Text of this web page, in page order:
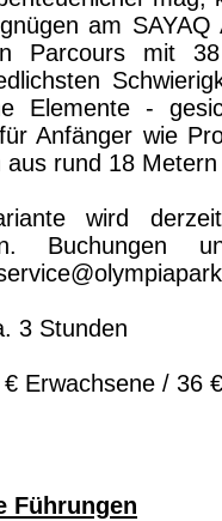
am
Parcours mit
Elemente -
Anfänger wie
aus rund 18
wird
3 Stunden
Erwachsene / 36
Führungen